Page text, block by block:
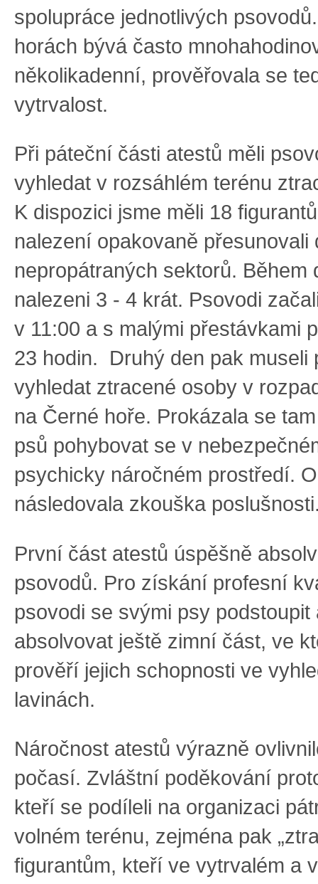
spolupráce jednotlivých
horách bývá často
několikadenní, prověřovala se
vytrvalost.
Při páteční části atestů měli
vyhledat v rozsáhlém terénu
K dispozici jsme měli 18
nalezení opakovaně přesunovali
nepropátraných sektorů. Během
nalezeni 3 - 4 krát. Psovodi
v 11:00 a s malými přestávkami
23 hodin. Druhý den pak museli
vyhledat ztracené osoby v
na Černé hoře. Prokázala se
psů pohybovat se v
psychicky náročném prostředí.
následovala zkouška
První část atestů úspěšně
psovodů. Pro získání profesní
psovodi se svými psy podstoupit
absolvovat ještě zimní část, ve
prověří jejich schopnosti ve
lavinách.
Náročnost atestů výrazně
počasí. Zvláštní poděkování
kteří se podíleli na organizaci
volném terénu, zejména pak
figurantům, kteří ve vytrvalém a